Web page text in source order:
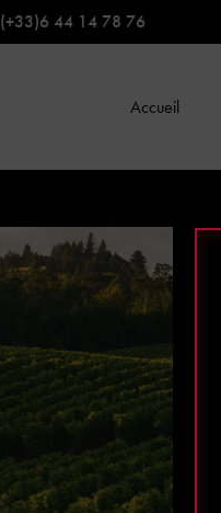
(+33)6 44 14 78 76
Accueil